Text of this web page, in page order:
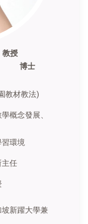
授
育 博士
教材教法)
概念發展、
環境
主任
新躍大學兼